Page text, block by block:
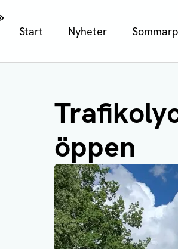
Radio & TV
Start Nyheter
öppen